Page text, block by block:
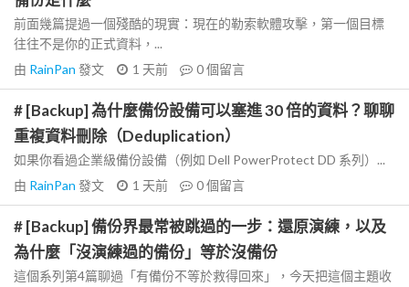
前面幾篇提過一個殘酷的現實：現在的勒索軟體攻擊，第一個目標
往往不是你的正式資料，...
由 RainPan 發文 1 天前 0個留言
# [Backup] 為什麼備份設備可以塞進 30 倍的資料？聊聊
重複資料刪除（Deduplication）
如果你看過企業級備份設備（例如 Dell PowerProtect DD 系列）...
由 RainPan 發文 1 天前 0個留言
# [Backup] 備份界最常被跳過的一步：還原演練，以及
為什麼「沒演練過的備份」等於沒備份
這個系列第4篇聊過「有備份不等於救得回來」，今天把這個主題收